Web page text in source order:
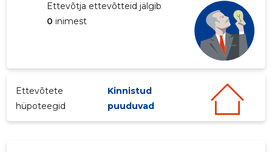
Ettevõtja ettevõtteid jälgib
0 inimest
Ettevõtete
hüpoteegid
Kinnistud
puuduvad